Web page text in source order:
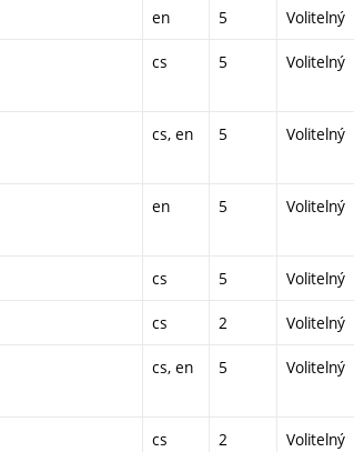
en 5 Volitelný
cs 5 Volitelný
cs, en 5 Volitelný
en 5 Volitelný
cs 5 Volitelný
cs 2 Volitelný
cs, en 5 Volitelný
cs 2 Volitelný